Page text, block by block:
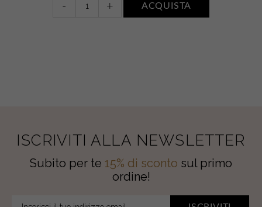
- + ACQUISTA
ISCRIVITI ALLA NEWSLETTER
Subito per te 15% di sconto sul primo
ordine!